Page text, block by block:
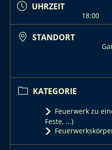
UHRZEIT
18:00
STANDORT
KATEGORIE
Feuerwerk zu
Feste, ...)